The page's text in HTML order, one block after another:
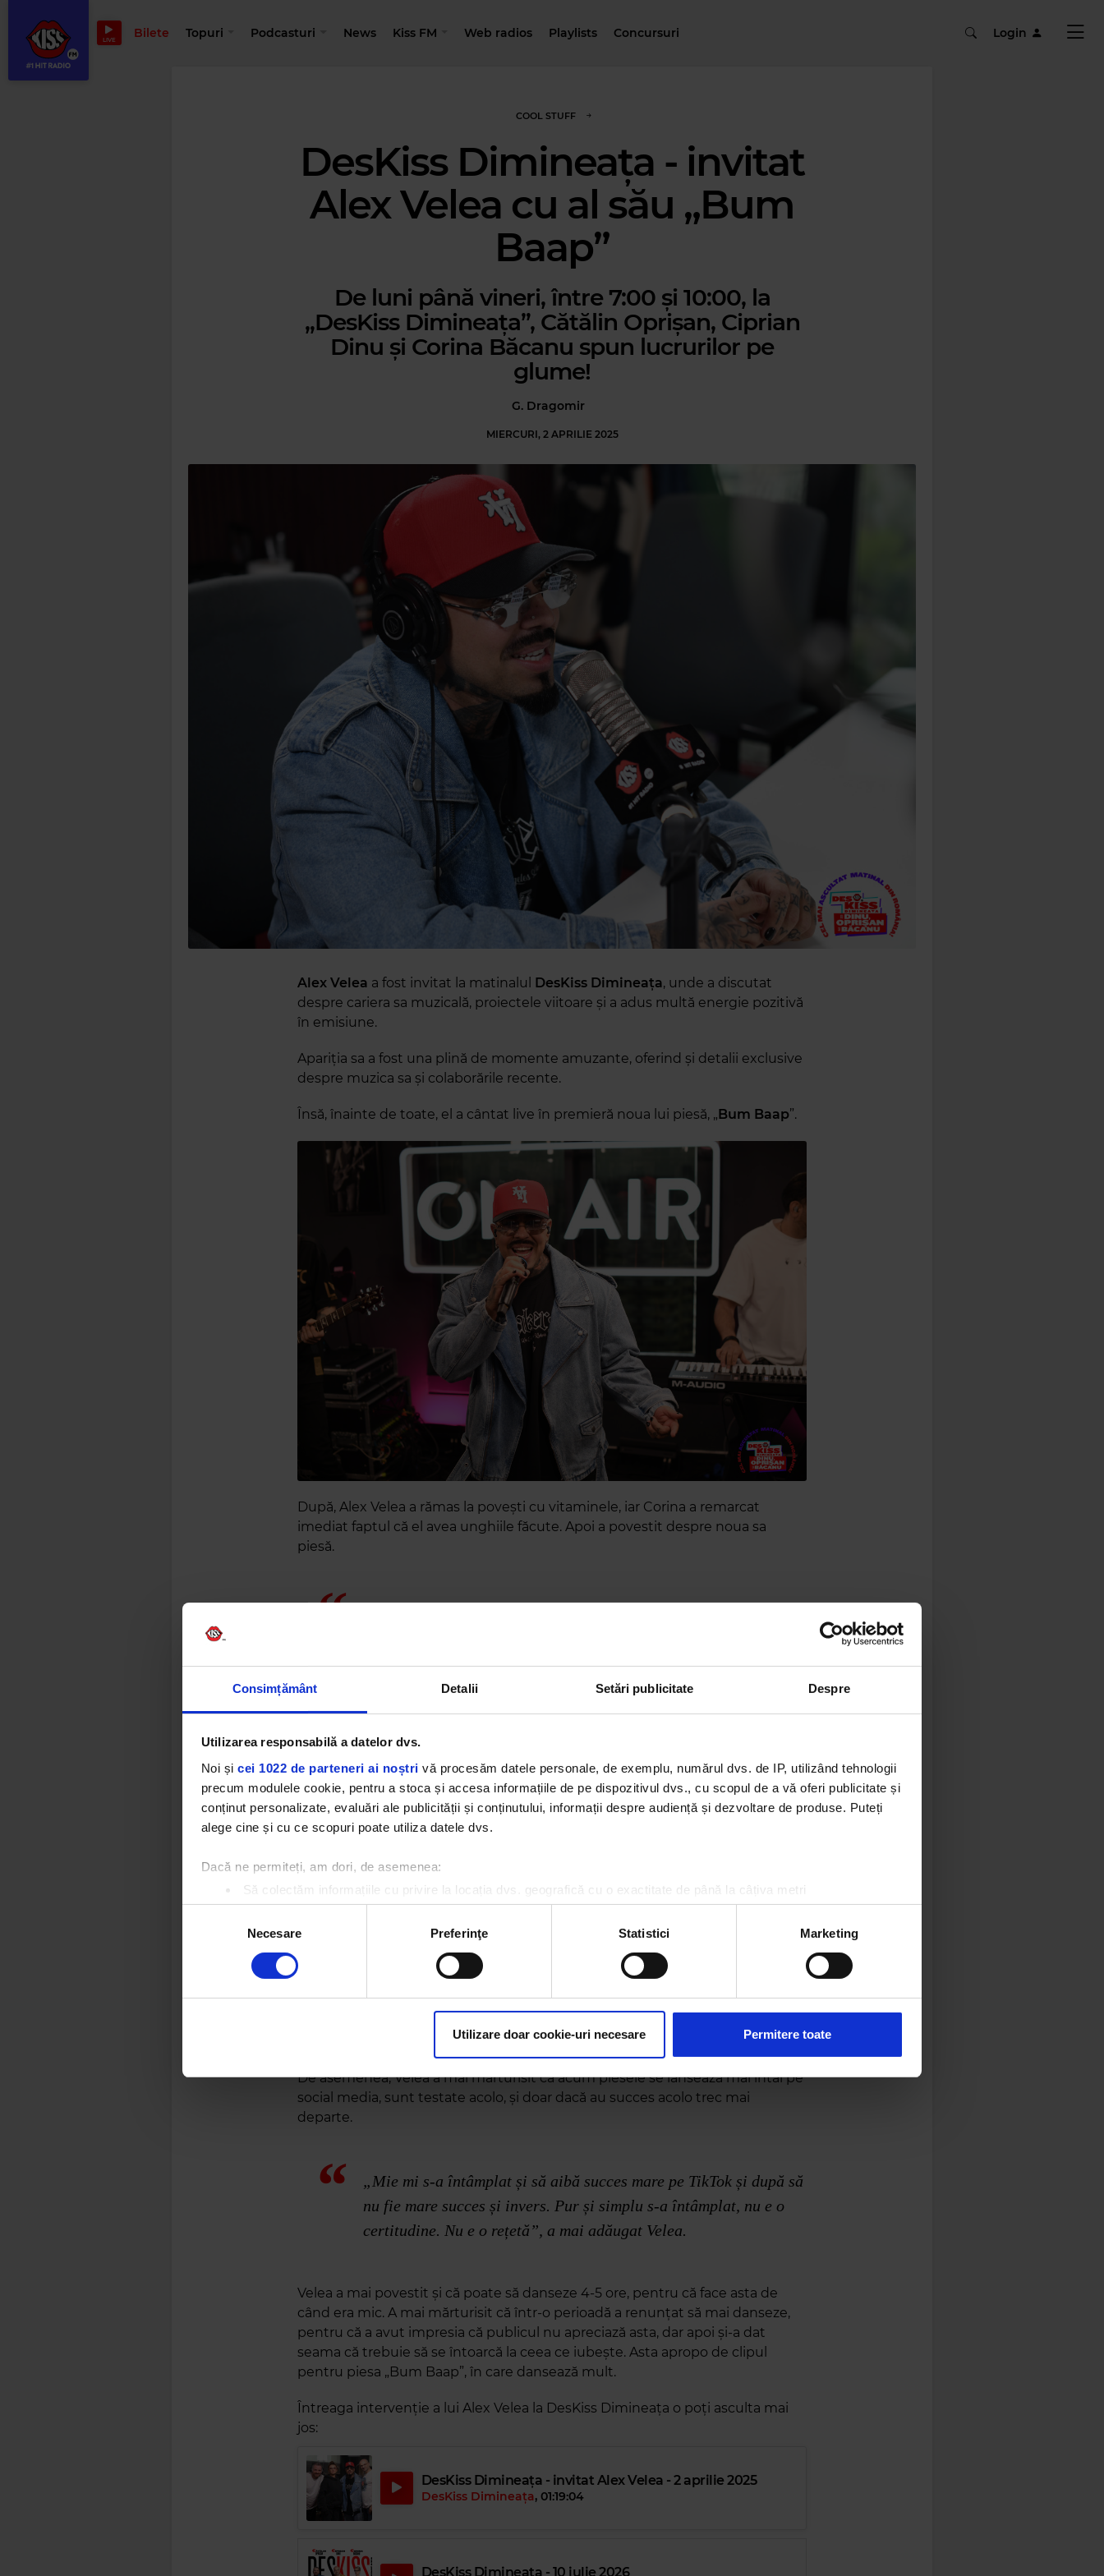
Consimțământ Detalii Setări publicitate Despre
Utilizarea responsabilă a datelor dvs.
Noi și cei 1022 de parteneri ai noștri vă procesăm datele personale, de exemplu, numărul dvs. de IP, utilizând tehnologii
precum modulele cookie, pentru a stoca și accesa informațiile de pe dispozitivul dvs., cu scopul de a vă oferi publicitate și
conținut personalizate, evaluări ale publicității și conținutului, informații despre audiență și dezvoltare de produse. Puteți
alege cine și cu ce scopuri poate utiliza datele dvs.
Dacă ne permiteți, am dori, de asemenea:
Să colectăm informațiile cu privire la locația dvs. geografică cu o exactitate de până la câțiva metri
Să vă identificăm dispozitivul scanândul-l în mod activ după caracteristici specifice (amprentare)
Găsiți mai multe informații despre procesarea datelor dvs. personale și configurați-vă preferințele la
secțiunea cu detalii
Vă puteți modifica sau retrage oricând acordul din Declarația despre modulele cookie.
traficul. De asemenea, le oferim partenerilor de rețele sociale, de publicitate și de analize informații cu privire la modul în
care folosiți site-ul nostru. Aceștia le pot combina cu alte informații oferite de dvs. sau culese în urma folosirii serviciilor
consimțământului
Necesare Preferinţe Statistici Marketing
Utilizare doar cookie-uri necesare Permitere toate
LIVE Bilete Topuri Podcasturi News Kiss FM Web radios Playlists Concursuri Login
COOL STUFF
DesKiss Dimineața - invitat
Alex Velea cu al său „Bum
Baap”
De luni până vineri, între 7:00 și 10:00, la
„DesKiss Dimineața”, Cătălin Oprișan, Ciprian
Dinu și Corina Băcanu spun lucrurilor pe
glume!
G. Dragomir
MIERCURI, 2 APRILIE 2025
Alex Velea a fost invitat la matinalul DesKiss Dimineața, unde a discutat
despre cariera sa muzicală, proiectele viitoare și a adus multă energie pozitivă
în emisiune.
Apariția sa a fost una plină de momente amuzante, oferind și detalii exclusive
despre muzica sa și colaborările recente.
Însă, înainte de toate, el a cântat live în premieră noua lui piesă, „ Bum Baap”.
După, Alex Velea a rămas la povești cu vitaminele, iar Corina a remarcat
imediat faptul că el avea unghiile făcute. Apoi a povestit despre noua sa
piesă.
De asemenea, Velea a mai mărturisit că acum piesele se lansează mai întâi pe
social media, sunt testate acolo, și doar dacă au succes acolo trec mai
departe.
„Mie mi s-a întâmplat și să aibă succes mare pe TikTok și după să
nu fie mare succes și invers. Pur și simplu s-a întâmplat, nu e o
certitudine. Nu e o rețetă”, a mai adăugat Velea.
Velea a mai povestit și că poate să danseze 4-5 ore, pentru că face asta de
când era mic. A mai mărturisit că într-o perioadă a renunțat să mai danseze,
pentru că a avut impresia că publicul nu apreciază asta, dar apoi și-a dat
seama că trebuie să se întoarcă la ceea ce iubește. Asta apropo de clipul
pentru piesa „Bum Baap”, în care dansează mult.
Întreaga intervenție a lui Alex Velea la DesKiss Dimineața o poți asculta mai
jos:
DesKiss Dimineața - invitat Alex Velea - 2 aprilie 2025
DesKiss Dimineața, 01:19:04
DesKiss Dimineața - 10 iulie 2026